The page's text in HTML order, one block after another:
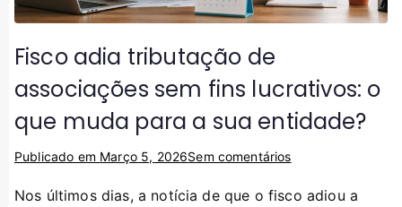
Fisco adia tributação de
associações sem fins lucrativos: o
que muda para a sua entidade?
Publicado em Março 5, 2026Sem comentários
Nos últimos dias, a notícia de que o fisco adiou a